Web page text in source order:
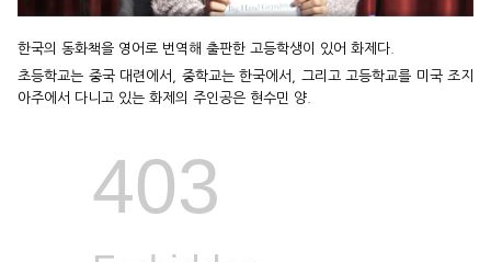
한국의 동화책을 영어로 번역해 출판한 고등학생이 있어 화제다.
초등학교는 중국 대련에서, 중학교는 한국에서, 그리고 고등학교를 미국 조지
아주에서 다니고 있는 화제의 주인공은 현수민 양.